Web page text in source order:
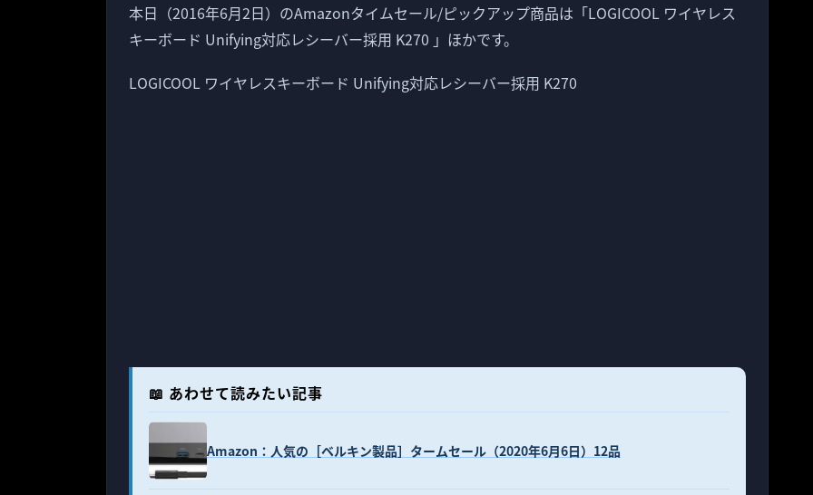
本日（2016年6月2日）のAmazonタイムセール/ピックアップ商品は「LOGICOOL ワイヤレス
キーボード Unifying対応レシーバー採用 K270 」ほかです。
LOGICOOL ワイヤレスキーボード Unifying対応レシーバー採用 K270
📖 あわせて読みたい記事
Amazon：人気の［ベルキン製品］タームセール（2020年6月6日）12品